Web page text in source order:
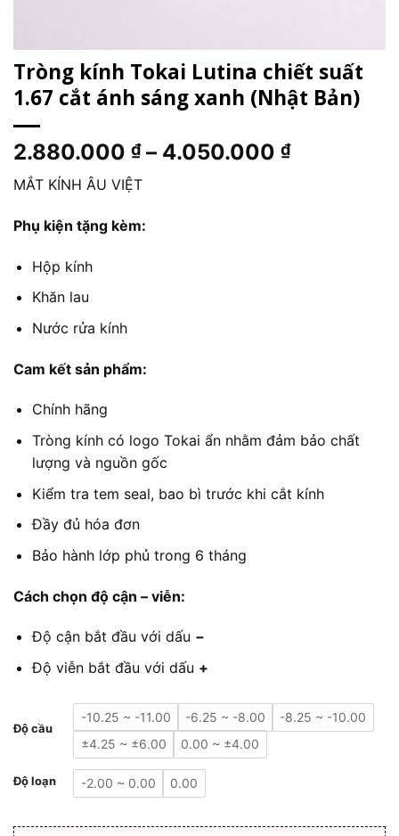
Tròng kính Tokai Lutina chiết suất
1.67 cắt ánh sáng xanh (Nhật Bản)
2.880.000 ₫ – 4.050.000 ₫Khoảng
MẮT KÍNH ÂU VIỆT
Phụ kiện tặng kèm:
Hộp kính
Khăn lau
Nước rửa kính
Cam kết sản phẩm:
Chính hãng
Tròng kính có logo Tokai ẩn nhằm đảm bảo chất
lượng và nguồn gốc
Kiểm tra tem seal, bao bì trước khi cắt kính
Đầy đủ hóa đơn
Bảo hành lớp phủ trong 6 tháng
Cách chọn độ cận – viễn:
Độ cận bắt đầu với dấu −
Độ viễn bắt đầu với dấu +
Độ cầu
-10.25 ~ -11.00 -6.25 ~ -8.00
-8.25 ~ -10.00
±4.25 ~ ±6.00
0.00 ~ ±4.00
Độ loạn -2.00 ~ 0.00 0.00